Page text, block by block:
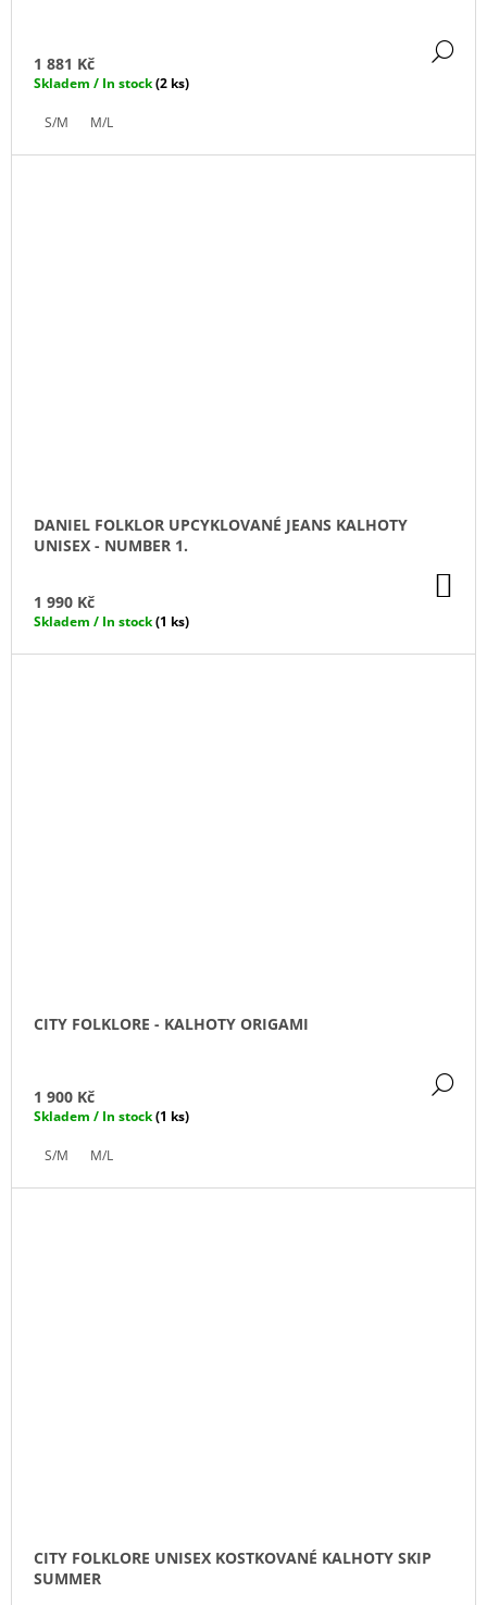
1 881 Kč
Skladem / In stock(2 ks)
S/M M/L
DANIEL FOLKLOR UPCYKLOVANÉ JEANS KALHOTY
UNISEX - NUMBER 1.
1 990 Kč
Skladem / In stock(1 ks)
CITY FOLKLORE - KALHOTY ORIGAMI
1 900 Kč
Skladem / In stock(1 ks)
S/M M/L
CITY FOLKLORE UNISEX KOSTKOVANÉ KALHOTY SKIP
SUMMER